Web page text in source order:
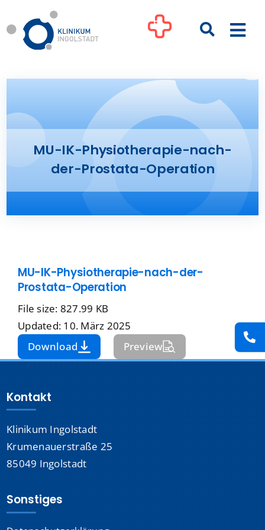
Inhalt
springen
Kliniken
Ihre Gesundheit
Patienten & Besucher
Presse
Kontakt
Karriere
nach:
MU-IK-Physiotherapie-nach-
der-Prostata-Operation
MU-IK-Physiotherapie-nach-der-
Prostata-Operation
File size: 827.99 KB
Updated: 10. März 2025
Download
Preview
Kontakt
Klinikum Ingolstadt
Krumenauerstraße 25
85049 Ingolstadt
Sonstiges